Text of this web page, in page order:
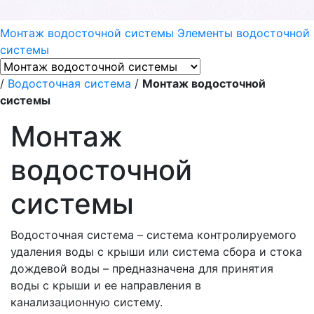
Монтаж водосточной системы Элементы водосточной
системы
/ Водосточная система / Монтаж водосточной
системы
Монтаж
водосточной
системы
Водосточная система – система контролируемого
удаления воды с крыши или система сбора и стока
дождевой воды – предназначена для принятия
воды с крыши и ее направления в
канализационную систему.